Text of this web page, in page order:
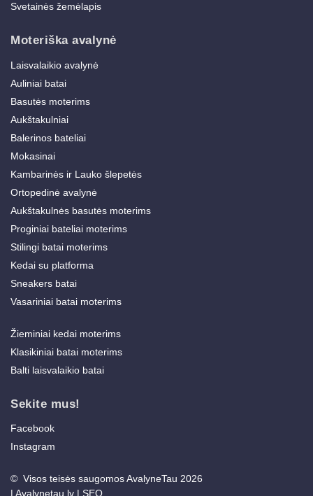
Svetainės žemėlapis
Moteriška avalynė
Laisvalaikio avalynė
Auliniai batai
Basutės moterims
Aukštakulniai
Balerinos bateliai
Mokasinai
Kambarinės ir Lauko šlepetės
Ortopedinė avalynė
Aukštakulnės basutės moterims
Proginiai bateliai moterims
Stilingi batai moterims
Kedai su platforma
Sneakers batai
Vasariniai batai moterims
Žieminiai kedai moterims
Klasikiniai batai moterims
Balti laisvalaikio batai
Sekite mus!
Facebook
Instagram
© Visos teisės saugomos AvalyneTau 2026
| Avalynetau.lv | SEO